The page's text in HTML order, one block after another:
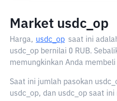
Market usdc_op
Harga, usdc_op saat ini
usdc_op bernilai 0 RUB.
memungkinkan Anda membeli
Saat ini jumlah pasokan
usdc_op, dan usdc_op saat